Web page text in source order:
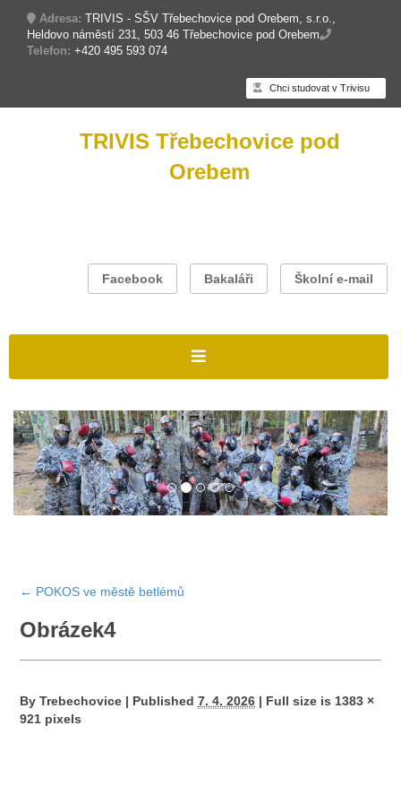
Adresa: TRIVIS - SŠV Třebechovice pod Orebem, s.r.o.,
Heldovo náměstí 231, 503 46 Třebechovice pod Orebem
Telefon: +420 495 593 074
Chci studovat v Trivisu
TRIVIS Třebechovice pod
Orebem
Facebook Bakaláři Školní e-mail
← POKOS ve městě betlémů
Obrázek4
By Trebechovice | Published 7. 4. 2026 | Full size is 1383 ×
921 pixels